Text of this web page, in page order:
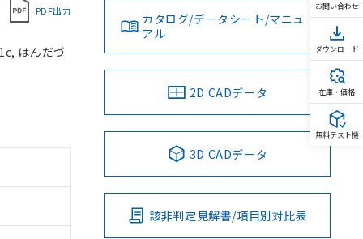
PDF出力
はんだづ
カタログ/データシート/マニュ
アル
2D CADデータ
3D CADデータ
該非判定見解書/項目別対比表
お問い合わせ
ダウンロード
在庫・価格
無料テスト機